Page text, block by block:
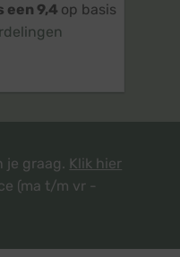
een 9,4 op basis
je graag. Klik hier
(ma t/m vr -